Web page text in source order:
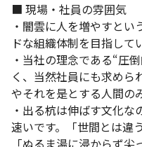
■ 現場・社員の雰囲気
・闇雲に人を増やすと
ドな組織体制を目指して
・当社の理念である“圧
く、当然社員にも求めら
やそれを是とする人間の
・出る杭は伸ばす文化
速いです。「世間とは違
「ぬるま湯に浸からず